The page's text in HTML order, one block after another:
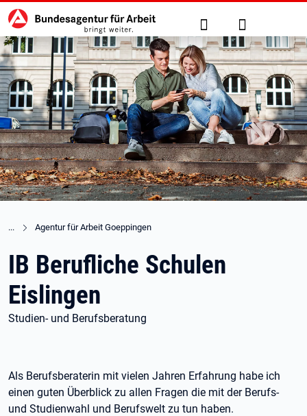
zu den Hauptinhalten springen
Hauptnavigation Suche Anmelden
Agentur für Arbeit Goeppingen
IB Berufliche Schulen
Eislingen
Studien- und Berufsberatung
Als Berufsberaterin mit vielen Jahren Erfahrung habe ich
einen guten Überblick zu allen Fragen die mit der Berufs-
und Studienwahl und Berufswelt zu tun haben.